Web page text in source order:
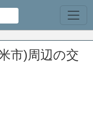
市)周辺の交